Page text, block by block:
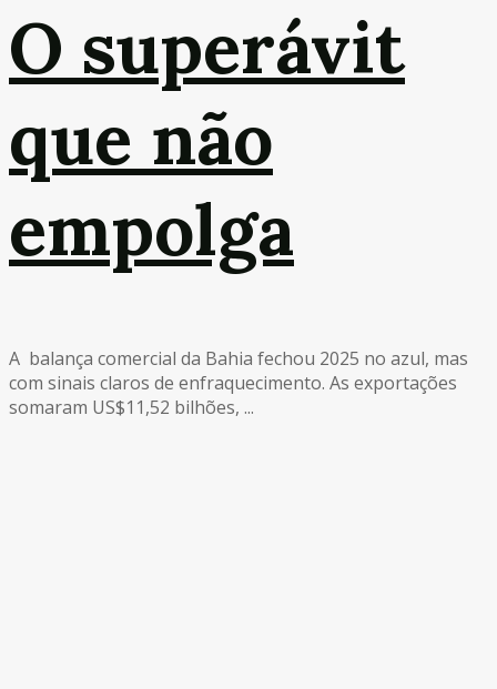
O superávit
que não
empolga
A balança comercial da Bahia fechou 2025 no azul, mas
com sinais claros de enfraquecimento. As exportações
somaram US$11,52 bilhões, ...